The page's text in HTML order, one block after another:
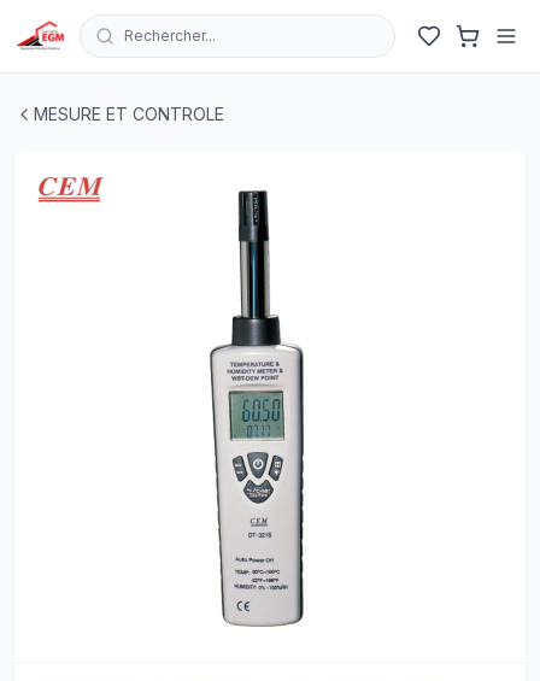
Rechercher...
MESURE ET CONTROLE